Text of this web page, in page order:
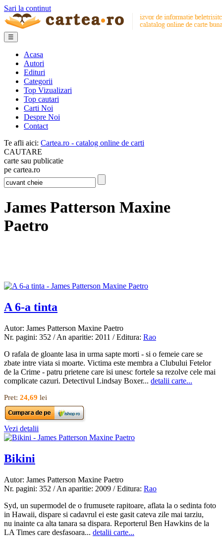
Sari la continut
☰
Acasa
Autori
Edituri
Categorii
Top Vizualizari
Top cautari
Carti Noi
Despre Noi
Contact
Te afli aici: Cartea.ro - catalog online de carti
CAUTARE
carte sau publicatie
pe cartea.ro
James Patterson Maxine
Paetro
A 6-a tinta
Autor: James Patterson Maxine Paetro
Nr. pagini: 352 / An aparitie: 2011 / Editura: Rao
O rafala de gloante lasa in urma sapte morti - si o femeie care se
zbate intre viata si moarte. Victima este membra a Clubului Fetelor
de la Crime - patru prietene care isi unesc fortele sa rezolve cele mai
complicate cazuri. Detectivul Lindsay Boxer... detalii carte...
Pret: 24,69 lei
Vezi detalii
Bikini
Autor: James Patterson Maxine Paetro
Nr. pagini: 352 / An aparitie: 2009 / Editura: Rao
Syd, un supermodel de o frumusete rapitoare, aflata la o sedinta foto
in Hawaii, dispare si cadavrul ei este gasit cateva zile mai tarziu,
nu inainte ca alta tanara sa dispara. Reporterul Ben Hawkins de la
LA Times care desfasoara... detalii carte...